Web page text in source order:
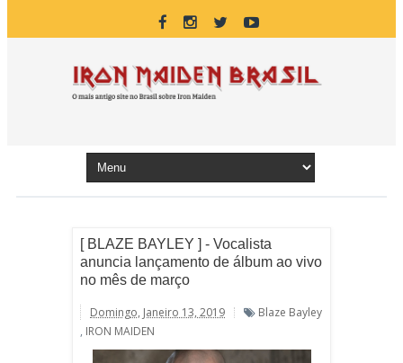
[ BLAZE BAYLEY ] - Vocalista
anuncia lançamento de álbum ao vivo
no mês de março
Domingo, Janeiro 13, 2019
Blaze Bayley
, IRON MAIDEN